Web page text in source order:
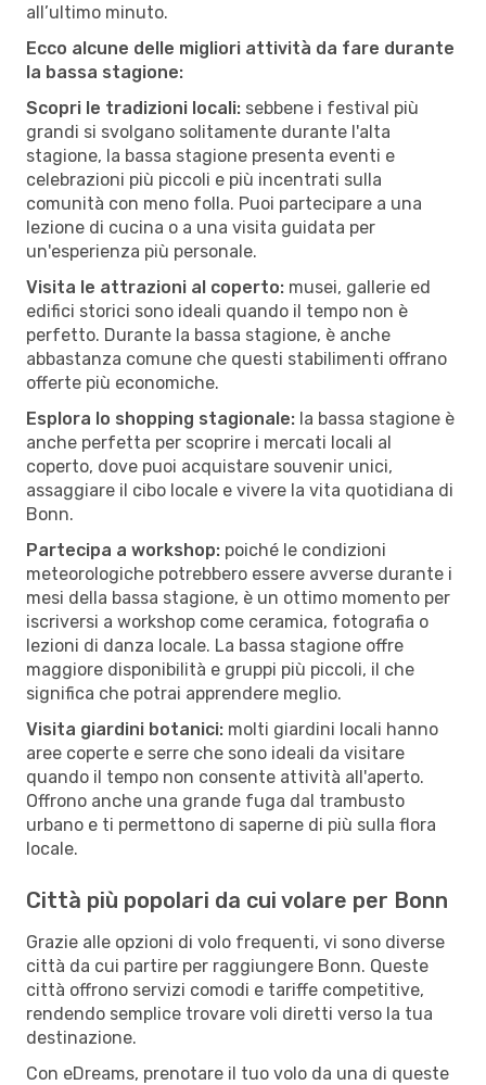
all’ultimo minuto.
Ecco alcune delle migliori attività da fare durante
la bassa stagione:
Scopri le tradizioni locali: sebbene i festival più
grandi si svolgano solitamente durante l'alta
stagione, la bassa stagione presenta eventi e
celebrazioni più piccoli e più incentrati sulla
comunità con meno folla. Puoi partecipare a una
lezione di cucina o a una visita guidata per
un'esperienza più personale.
Visita le attrazioni al coperto: musei, gallerie ed
edifici storici sono ideali quando il tempo non è
perfetto. Durante la bassa stagione, è anche
abbastanza comune che questi stabilimenti offrano
offerte più economiche.
Esplora lo shopping stagionale: la bassa stagione è
anche perfetta per scoprire i mercati locali al
coperto, dove puoi acquistare souvenir unici,
assaggiare il cibo locale e vivere la vita quotidiana di
Bonn.
Partecipa a workshop: poiché le condizioni
meteorologiche potrebbero essere avverse durante i
mesi della bassa stagione, è un ottimo momento per
iscriversi a workshop come ceramica, fotografia o
lezioni di danza locale. La bassa stagione offre
maggiore disponibilità e gruppi più piccoli, il che
significa che potrai apprendere meglio.
Visita giardini botanici: molti giardini locali hanno
aree coperte e serre che sono ideali da visitare
quando il tempo non consente attività all'aperto.
Offrono anche una grande fuga dal trambusto
urbano e ti permettono di saperne di più sulla flora
locale.
Città più popolari da cui volare per Bonn
Grazie alle opzioni di volo frequenti, vi sono diverse
città da cui partire per raggiungere Bonn. Queste
città offrono servizi comodi e tariffe competitive,
rendendo semplice trovare voli diretti verso la tua
destinazione.
Con eDreams, prenotare il tuo volo da una di queste